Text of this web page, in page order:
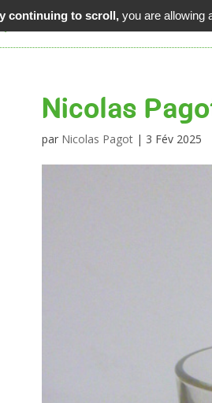
06 62 48 02 62
Nicolas
par Nicolas Pagot | 3 Fév 2025
continuing to scroll,you are allowing